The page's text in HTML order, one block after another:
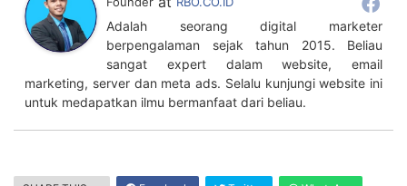
kerjadanusaha.id
Optimasi dan cara jualan online laris di facebook. Mau
jualan di gojek, ini cara jual makanan online di gojek.
10 cara jualan online laris di facebook untuk pemula
Recent Posts